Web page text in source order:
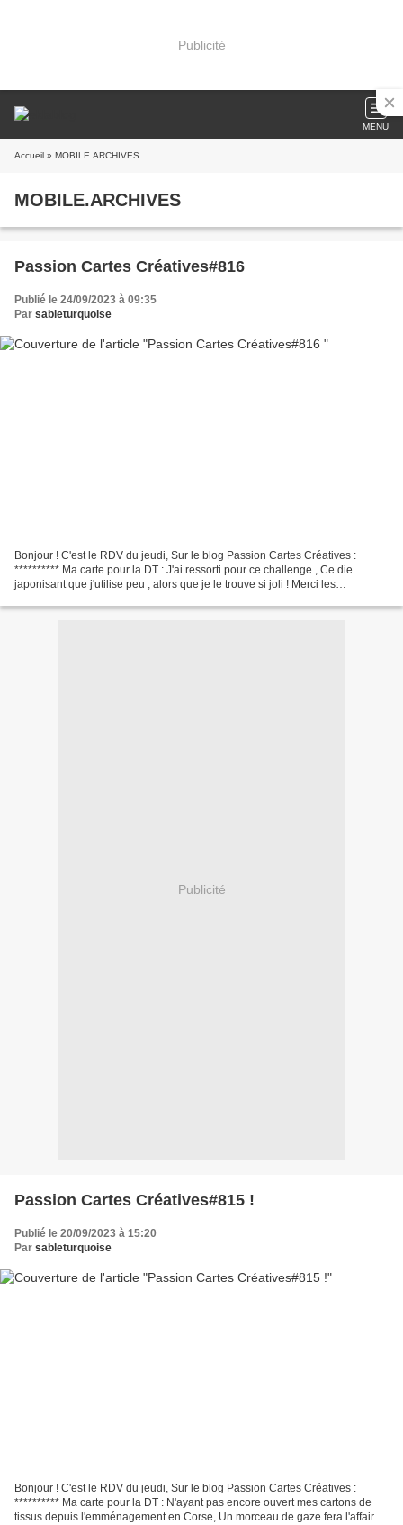
Publicité
MENU
Accueil » MOBILE.ARCHIVES
MOBILE.ARCHIVES
Passion Cartes Créatives#816
Publié le 24/09/2023 à 09:35
Par sableturquoise
Bonjour ! C'est le RDV du jeudi, Sur le blog Passion Cartes Créatives :
********** Ma carte pour la DT : J'ai ressorti pour ce challenge , Ce die
japonisant que j'utilise peu , alors que je le trouve si joli ! Merci les
Publicité
Passion Cartes Créatives#815 !
Publié le 20/09/2023 à 15:20
Par sableturquoise
Bonjour ! C'est le RDV du jeudi, Sur le blog Passion Cartes Créatives :
********** Ma carte pour la DT : N'ayant pas encore ouvert mes cartons de
tissus depuis l'emménagement en Corse, Un morceau de gaze fera l'affaire ,